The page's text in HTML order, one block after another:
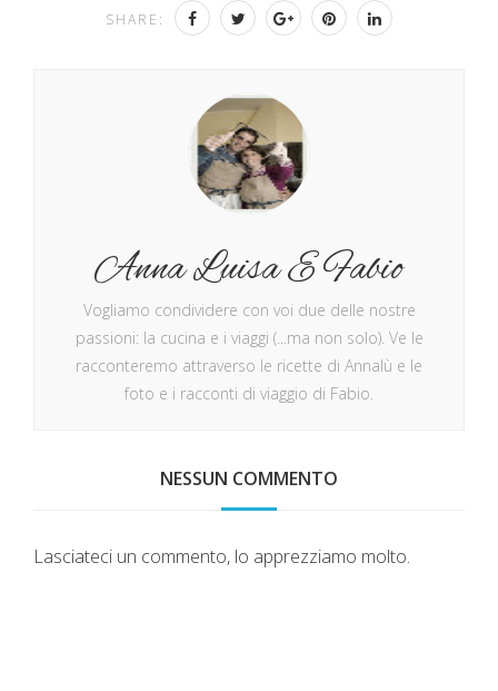
SHARE:
Anna Luisa E Fabio
Vogliamo condividere con voi due delle nostre
passioni: la cucina e i viaggi (...ma non solo). Ve le
racconteremo attraverso le ricette di Annalù e le
foto e i racconti di viaggio di Fabio.
NESSUN COMMENTO
Lasciateci un commento, lo apprezziamo molto.